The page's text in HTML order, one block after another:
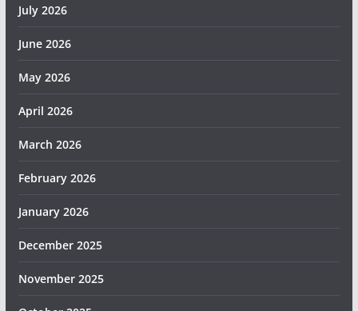
July 2026
June 2026
May 2026
April 2026
March 2026
February 2026
January 2026
December 2025
November 2025